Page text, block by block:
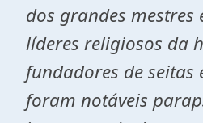
dos grandes mestres
líderes religiosos da
fundadores de seitas
foram notáveis